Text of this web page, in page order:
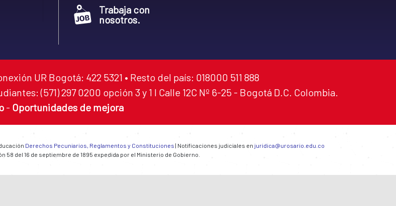
Trabaja con
nosotros.
UR Bogotá: 422 5321 • Resto del país: 018000 511 888
(571) 297 0200 opción 3 y 1 I Calle 12C Nº 6-25 - Bogotá D.C. Colombia.
- Oportunidades de mejora
Derechos Pecuniarios, Reglamentos y Constituciones | Notificaciones judiciales en juridica@urosario.edu.co
58 del 16 de septiembre de 1895 expedida por el Ministerio de Gobierno.